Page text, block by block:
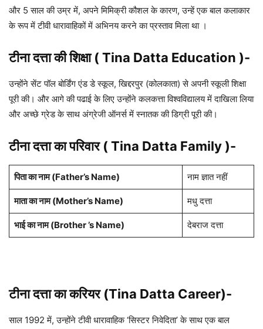
और 5 साल की उम्र में, अपने मिमिक्री कौशल के कारण, उन्हें एक बाल कलाकार
के रूप में टीवी धारावाहिकों में अभिनय करने का प्रस्ताव मिला था ।
टीना दत्ता की शिक्षा ( Tina Datta Education )-
उन्होंने सेंट पॉल बोर्डिंग एंड डे स्कूल, खिद्दरपुर (कोलकाता) से अपनी स्कूली शिक्षा
पूरी की। और आगे की पढाई के लिए उन्होंने कलकत्ता विश्वविद्यालय में दाखिला लिया
और अच्छे ग्रेड के साथ अंग्रेजी ऑनर्स में स्नातक की डिग्री पूरी की।
टीना दत्ता का परिवार ( Tina Datta Family )-
पिता का नाम (Father’s Name) नाम ज्ञात नहीं
माता का नाम (Mother’s Name) मधु दत्ता
भाई का नाम (Brother ’s Name) देबराज दत्ता
टीना दत्ता का करियर (Tina Datta Career)-
साल 1992 में, उन्होंने टीवी धारावाहिक ‘सिस्टर निवेदिता’ के साथ एक बाल